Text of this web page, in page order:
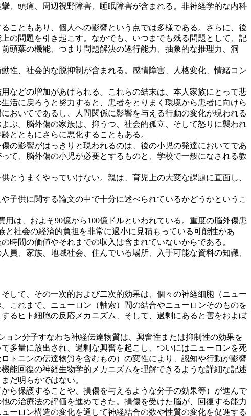
、頭痛、周辺視野障害、睡眠障害が含まれる。非神経学的な内科
こともあり、個人への影響という点では多様である。さらに、後
の問題を引き起こす。なかでも、いつまでも残る問題として、記
頭葉の機能、つまり問題解決の遂行能力、抽象的な推理力、洞
性、社会的な脱抑制が含まれる。感情障害、人格変化、情緒コン
などの増加があげられる。これらの結末は、本人家族にとって悲
活に戻ろうと努力すると、患者をとりまく環境から患者に向けら
おいてであるし、人間関係に影響を与える行動の変化が現われる
ぶ。脳外傷の家族は、抑うつ、社会的孤立、そして怒りに襲われ
とともにさらに悪化することもある。
の影響がはっきりと現われるのは、後の小児の発達においてであ
て、脳外傷の小児が必要とするものと、学校で一般になされる教
とうまくやっていけない。親は、育児上の大変な課題に直面し、
子供に関する論文の中で十分に述べられているかどうかというこ
は、およそ90億から100億ドルといわれている。重度の脳外傷患
社会の経済的負担を非常に過小に見積もっている可能性があ
時間の価値やそれまでの収入は含まれていないからである。
員、家族、地域社会、住んでいる場所、入手可能な資料の知識、
して、その一次的および二次的効果は、個々の神経細胞（ニュー
これまで、ニューロン（軸索）間の結合やニューロンそのものを
るヒト細胞の反応メカニズム、そして、過剰にあると害をおよぼ
ン分子すなわち神経伝達物質は、興奮性または抑制性の効果を
多量に放出され、過剰な興奮を起こし、ついにはニューロンを死
トニンの伝達物質を含むもの）の変性により、認知や行動が影響
能回復の神経生物学的メカニズムを理解できるような詳細な記述
だ明らかではない。
ら保護することや、損傷を与えるような分子の効果等）が進んで
の治療法の評価を進めてきた。損傷を受けた脳が、回復する能力
ーロン構造の変化を通して神経結合の数や性質の変化を促進する